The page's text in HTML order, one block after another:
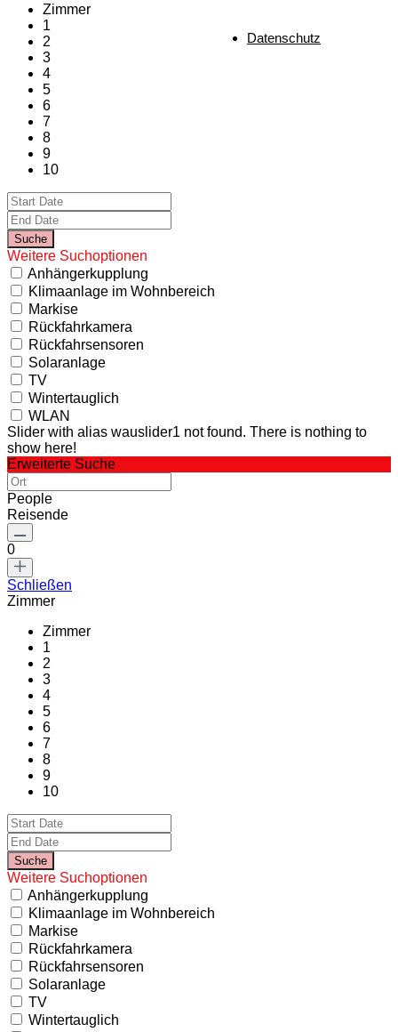
Datenschutz
Zimmer
1
2
3
4
5
6
7
8
9
10
Weitere Suchoptionen
Anhängerkupplung
Klimaanlage im Wohnbereich
Markise
Rückfahrkamera
Rückfahrsensoren
Solaranlage
TV
Wintertauglich
WLAN
Slider with alias wauslider1 not found. There is nothing to
show here!
Erweiterte Suche
People
Reisende
0
Schließen
Zimmer
Zimmer
1
2
3
4
5
6
7
8
9
10
Weitere Suchoptionen
Anhängerkupplung
Klimaanlage im Wohnbereich
Markise
Rückfahrkamera
Rückfahrsensoren
Solaranlage
TV
Wintertauglich